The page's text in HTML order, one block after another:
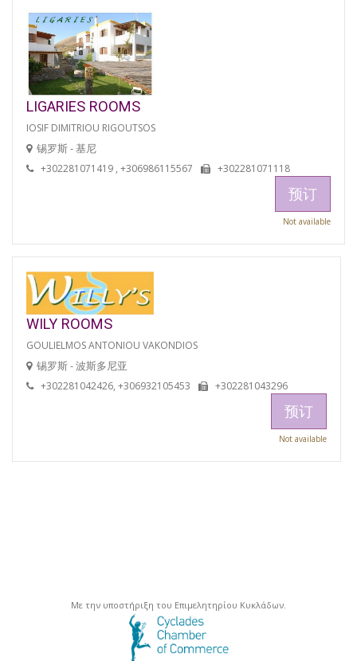
LIGARIES ROOMS
IOSIF DIMITRIOU RIGOUTSOS
锡罗斯 - 基尼
+302281071419 , +306986115567 +302281071118
预订
Not available
WILY ROOMS
GOULIELMOS ANTONIOU VAKONDIOS
锡罗斯 - 波斯多尼亚
+302281042426, +306932105453 +302281043296
预订
Not available
Με την υποστήριξη του Επιμελητηρίου Κυκλάδων.